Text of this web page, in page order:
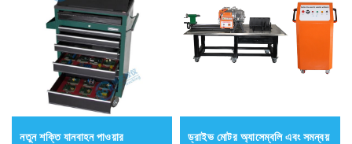
নতুন শক্তি যানবাহন পাওয়ার
ড্রাইভ মোটর অ্যাসেম্বলি এবং সমন্বয়